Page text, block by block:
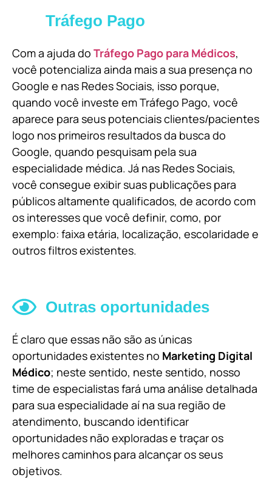
Tráfego Pago
Com a ajuda do Tráfego Pago para Médicos,
você potencializa ainda mais a sua presença no
Google e nas Redes Sociais, isso porque,
quando você investe em Tráfego Pago, você
aparece para seus potenciais clientes/pacientes
logo nos primeiros resultados da busca do
Google, quando pesquisam pela sua
especialidade médica. Já nas Redes Sociais,
você consegue exibir suas publicações para
públicos altamente qualificados, de acordo com
os interesses que você definir, como, por
exemplo: faixa etária, localização, escolaridade e
outros filtros existentes.
Outras oportunidades
É claro que essas não são as únicas
oportunidades existentes no Marketing Digital
Médico; neste sentido, neste sentido, nosso
time de especialistas fará uma análise detalhada
para sua especialidade aí na sua região de
atendimento, buscando identificar
oportunidades não exploradas e traçar os
melhores caminhos para alcançar os seus
objetivos.